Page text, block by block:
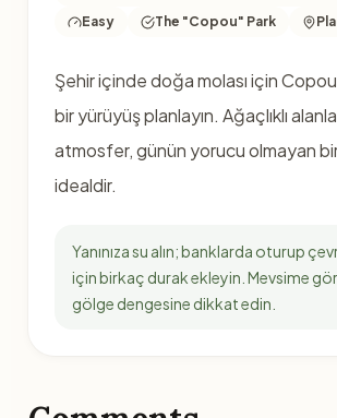
Easy
The "Copou" Park
Şehir içinde doğa molası için Copou
bir yürüyüş planlayın. Ağaçlıklı
atmosfer, günün yorucu olmayan
idealdir.
Yanınıza su alın; banklarda oturup
için birkaç durak ekleyin. Mevsime
gölge dengesine dikkat edin.